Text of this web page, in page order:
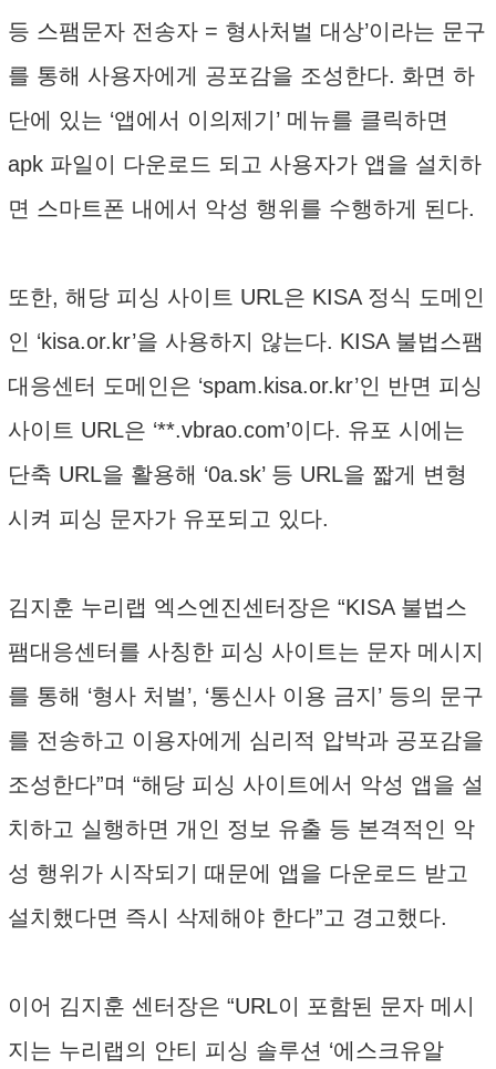
등 스팸문자 전송자 = 형사처벌 대상’이라는 문구
를 통해 사용자에게 공포감을 조성한다. 화면 하
단에 있는 ‘앱에서 이의제기’ 메뉴를 클릭하면
apk 파일이 다운로드 되고 사용자가 앱을 설치하
면 스마트폰 내에서 악성 행위를 수행하게 된다.
또한, 해당 피싱 사이트 URL은 KISA 정식 도메인
인 ‘kisa.or.kr’을 사용하지 않는다. KISA 불법스팸
대응센터 도메인은 ‘spam.kisa.or.kr’인 반면 피싱
사이트 URL은 ‘**.vbrao.com’이다. 유포 시에는
단축 URL을 활용해 ‘0a.sk’ 등 URL을 짧게 변형
시켜 피싱 문자가 유포되고 있다.
김지훈 누리랩 엑스엔진센터장은 “KISA 불법스
팸대응센터를 사칭한 피싱 사이트는 문자 메시지
를 통해 ‘형사 처벌’, ‘통신사 이용 금지’ 등의 문구
를 전송하고 이용자에게 심리적 압박과 공포감을
조성한다”며 “해당 피싱 사이트에서 악성 앱을 설
치하고 실행하면 개인 정보 유출 등 본격적인 악
성 행위가 시작되기 때문에 앱을 다운로드 받고
설치했다면 즉시 삭제해야 한다”고 경고했다.
이어 김지훈 센터장은 “URL이 포함된 문자 메시
지는 누리랩의 안티 피싱 솔루션 ‘에스크유알